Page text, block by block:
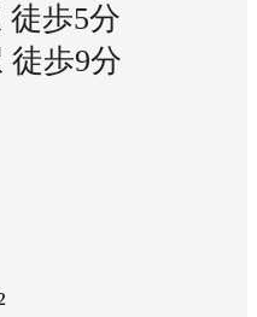
徒歩5分
徒歩9分